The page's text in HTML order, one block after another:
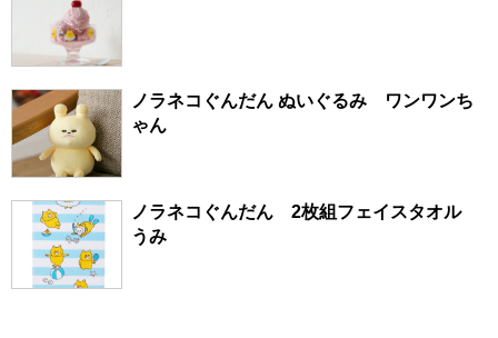
ノラネコぐんだん ぬいぐるみ ワンワンち
ゃん
ノラネコぐんだん 2枚組フェイスタオル
うみ